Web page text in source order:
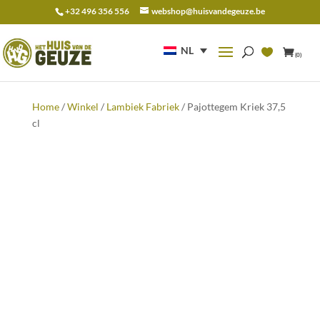
+32 496 356 556 webshop@huisvandegeuze.be
NL (0)
naar:
Home/Winkel / Lambiek Fabriek/ Pajottegem Kriek 37,5
cl